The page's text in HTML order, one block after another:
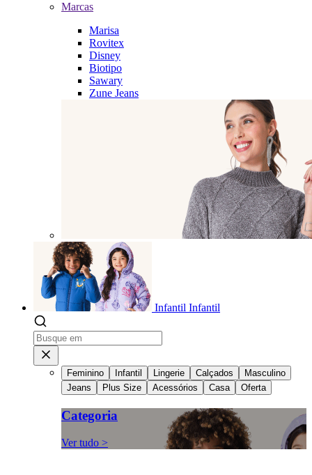
Marcas
Marisa
Rovitex
Disney
Biotipo
Sawary
Zune Jeans
Infantil Infantil
Feminino Infantil Lingerie Calçados
Masculino
Jeans
Plus Size Acessórios Casa Oferta
Categoria
Ver tudo >